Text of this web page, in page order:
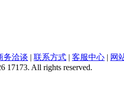
务洽谈 | 联系方式 | 客服中心 | 网
17173. All rights reserved.